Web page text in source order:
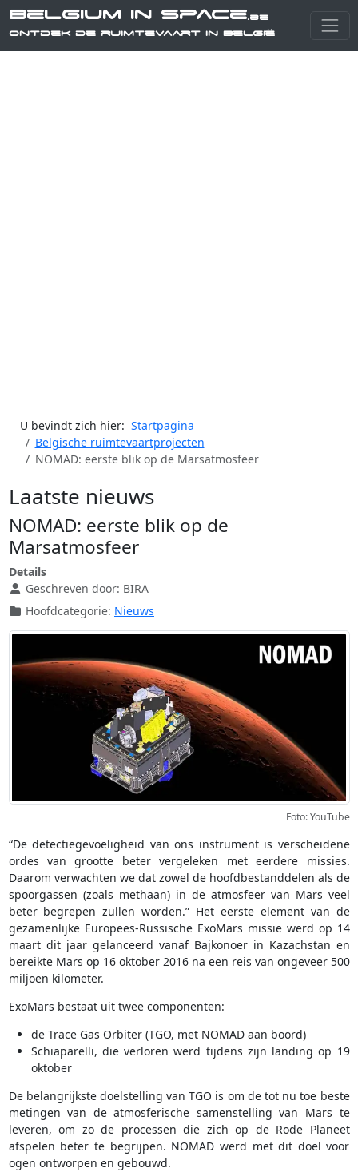
Belgium in Space.be
Ontdek de ruimtevaart in België
U bevindt zich hier: Startpagina
Belgische ruimtevaartprojecten
NOMAD: eerste blik op de Marsatmosfeer
Laatste nieuws
NOMAD: eerste blik op de
Marsatmosfeer
Details
Geschreven door: BIRA
Hoofdcategorie: Nieuws
Foto: YouTube
“De detectiegevoeligheid van ons instrument is verscheidene
ordes van grootte beter vergeleken met eerdere missies.
Daarom verwachten we dat zowel de hoofdbestanddelen als de
spoorgassen (zoals methaan) in de atmosfeer van Mars veel
beter begrepen zullen worden.” Het eerste element van de
gezamenlijke Europees-Russische ExoMars missie werd op 14
maart dit jaar gelanceerd vanaf Bajkonoer in Kazachstan en
bereikte Mars op 16 oktober 2016 na een reis van ongeveer 500
miljoen kilometer.
ExoMars bestaat uit twee componenten:
de Trace Gas Orbiter (TGO, met NOMAD aan boord)
Schiaparelli, die verloren werd tijdens zijn landing op 19
oktober
De belangrijkste doelstelling van TGO is om de tot nu toe beste
metingen van de atmosferische samenstelling van Mars te
leveren, om zo de processen die zich op de Rode Planeet
afspelen beter te begrijpen. NOMAD werd met dit doel voor
ogen ontworpen en gebouwd.